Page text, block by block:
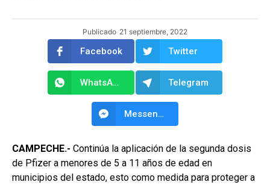
Publicado 21 septiembre, 2022
Facebook Twitter
WhatsApp Telegram
Messenger
CAMPECHE.- Continúa la aplicación de la segunda dosis
de Pfizer a menores de 5 a 11 años de edad en
municipios del estado, esto como medida para proteger a